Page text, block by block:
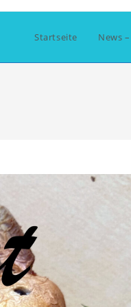
Startseite News